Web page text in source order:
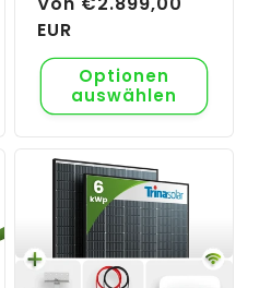
Preis
EUR
Optionen
auswählen